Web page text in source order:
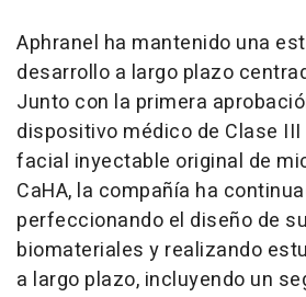
Aphranel ha mantenido una
desarrollo a largo plazo
Junto con la primera
dispositivo médico de Clase
facial inyectable original de
CaHA, la compañía ha
perfeccionando el diseño de
biomateriales y realizando
a largo plazo, incluyendo un